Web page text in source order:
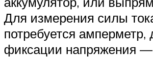
Для измерения силы
потребуется амперметр,
фиксации напряжения —